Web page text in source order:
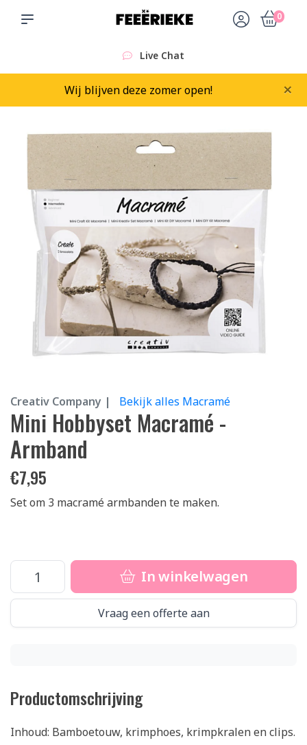
0
Live Chat
Wij blijven deze zomer open! ×
Creativ Company | Bekijk alles Macramé
Mini Hobbyset Macramé -
Armband
€7,95
Set om 3 macramé armbanden te maken.
In winkelwagen
Vraag een offerte aan
Productomschrijving
Inhoud: Bamboetouw, krimphoes, krimpkralen en clips.